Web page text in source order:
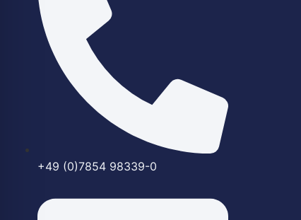
+49 (0)7854 98339-0